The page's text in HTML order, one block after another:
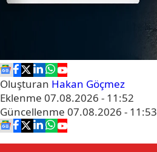
Oluşturan Hakan Göçmez
Eklenme 07.08.2026 - 11:52
Güncellenme 07.08.2026 - 11:53